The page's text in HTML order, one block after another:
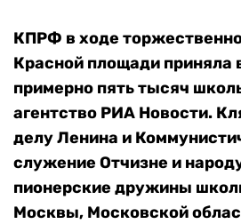
КПРФ в ходе
Красной площади приняла
примерно пять тысяч
агентство РИА Новости.
делу Ленина и
служение Отчизне и
пионерские дружины
Москвы, Московской